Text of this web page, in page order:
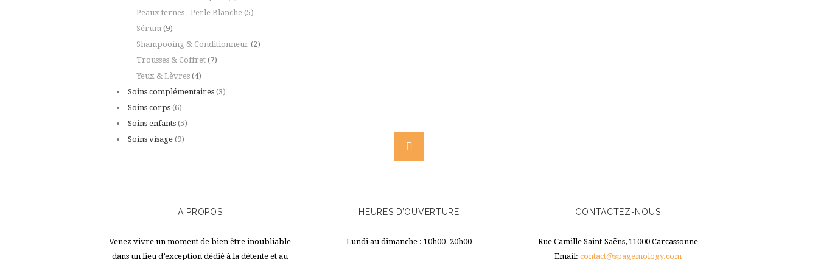
Peaux ternes - Perle Blanche (5)
Sérum (9)
Shampooing & Conditionneur (2)
Trousses & Coffret (7)
Yeux & Lèvres (4)
Soins complémentaires (3)
Soins corps (6)
Soins enfants (5)
Soins visage (9)
A PROPOS
Venez vivre un moment de bien être inoubliable
dans un lieu d’exception dédié à la détente et au
HEURES D’OUVERTURE
Lundi au dimanche : 10h00 -20h00
CONTACTEZ-NOUS
Rue Camille Saint-Saëns, 11000 Carcassonne
Email: contact@spagemology.com